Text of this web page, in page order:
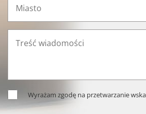
Wyrażam zgodę na przetwarzanie